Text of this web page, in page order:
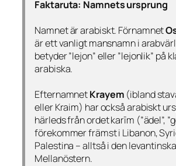
Faktaruta: Namnets ursprung
Namnet är arabiskt. Förnamnet
är ett vanligt mansnamn i
betyder ”lejon” eller ”lejonlik” på
arabiska.
EfternamnetKrayem (ibland
eller Kraim) har också arabiskt
härleds från ordetkarīm (”ädel”,
förekommer främst i Libanon,
Palestina – alltså i den
Mellanöstern.